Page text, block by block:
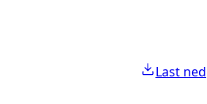
Last ned